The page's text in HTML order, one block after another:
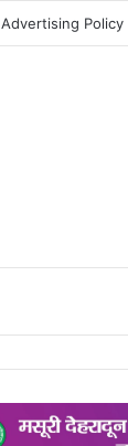
Advertising Policy